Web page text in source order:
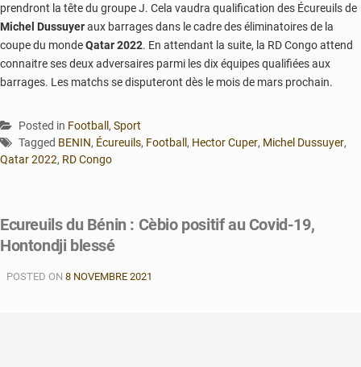
prendront la tête du groupe J. Cela vaudra qualification des Écureuils de
Michel Dussuyeraux barrages dans le cadre des éliminatoires de la
coupe du mondeQatar 2022. En attendant la suite, la RD Congo attend
connaitre ses deux adversaires parmi les dix équipes qualifiées aux
barrages. Les matchs se disputeront dès le mois de mars prochain.
Posted in Football , Sport
Tagged BENIN, Écureuils, Football , Hector Cuper, Michel Dussuyer,
Qatar 2022, RD Congo
Ecureuils du Bénin : Cèbio positif au Covid-19,
Hontondji blessé
POSTED ON 8 NOVEMBRE 2021